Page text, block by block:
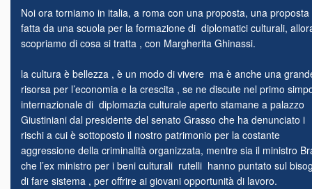
Noi ora torniamo in italia, a roma con una proposta, una proposta
fatta da una scuola per la formazione di diplomatici culturali,
scopriamo di cosa si tratta , con Margherita Ghinassi.
la cultura è bellezza , è un modo di vivere ma è anche una
risorsa per l’economia e la crescita , se ne discute nel primo
internazionale di diplomazia culturale aperto stamane a palazzo
Giustiniani dal presidente del senato Grasso che ha denunciato i
rischi a cui è sottoposto il nostro patrimonio per la costante
aggressione della criminalità organizzata, mentre sia il ministro
che l’ex ministro per i beni culturali rutelli hanno puntato sul
di fare sistema , per offrire ai giovani opportunità di lavoro.